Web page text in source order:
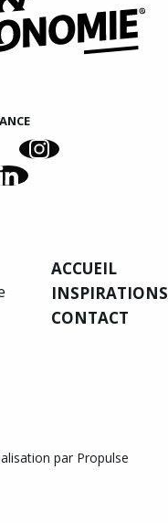
ACCUEIL
INSPIRATIONS
CONTACT
par Propulse